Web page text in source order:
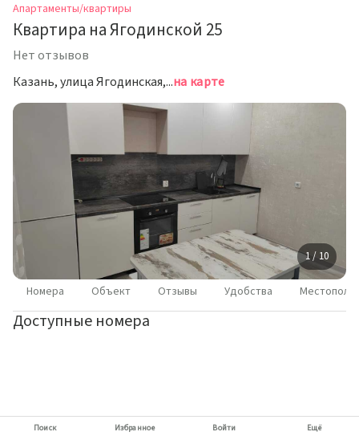
Апартаменты/квартиры
Квартира на Ягодинской 25
Нет отзывов
Казань, улица Ягодинская, дом 25на карте
1 / 10
Номера Объект Отзывы Удобства
Доступные номера
Поиск Избранное Войти Ещё